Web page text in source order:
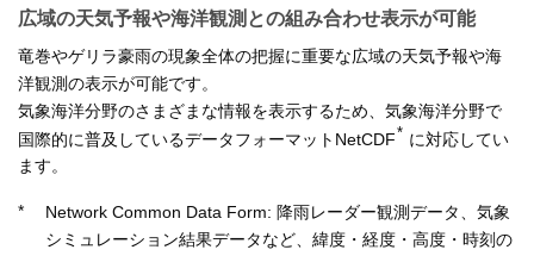
広域の天気予報や海洋観測との組み合わせ表示が可能
竜巻やゲリラ豪雨の現象全体の把握に重要な広域の天気予報や海
洋観測の表示が可能です。
気象海洋分野のさまざまな情報を表示するため、気象海洋分野で
国際的に普及しているデータフォーマットNetCDF* に対応してい
ます。
*
Network Common Data Form: 降雨レーダー観測データ、気象
シミュレーション結果データなど、緯度・経度・高度・時刻の